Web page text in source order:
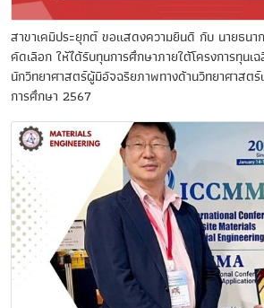
สาขาเคมีประยุกต์ ขอแสดงความยินดี กับ นายธนา
คัดเลือก ให้ได้รับทุนการศึกษาภายใต้โครงการทุนเ
นักวิทยาศาสตร์ผู้มีอัจฉริยภาพทางด้านวิทยาศาสตร์
การศึกษา 2567